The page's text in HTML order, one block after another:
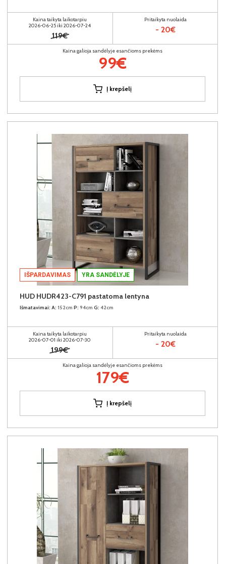
Kaina taikyta laikotarpiu
2026-06-25 iki 2026-07-24
119€
Pritaikyta nuolaida
- 20€
Kaina galioja sandėlyje esančioms prekėms
99€
Į krepšelį
IŠPARDAVIMAS YRA SANDĖLYJE
HUD HUDR423-C791 pastatoma lentyna
Išmatavimai: A: 152cm P: 94cm G: 42cm
Kaina taikyta laikotarpiu
2026-07-01 iki 2026-07-30
199€
Pritaikyta nuolaida
- 20€
Kaina galioja sandėlyje esančioms prekėms
179€
Į krepšelį